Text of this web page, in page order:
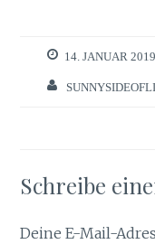
14. JANUAR 2019
Schreibe
Deine E-Mail-